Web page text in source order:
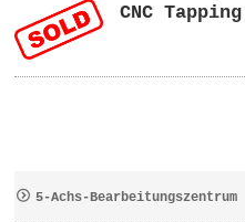
CNC
5-Achs-Bearbeitungszentrum